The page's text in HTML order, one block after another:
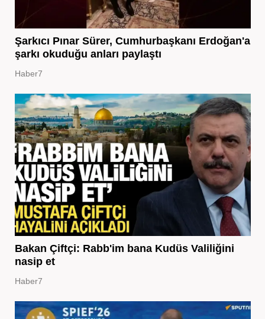
Şarkıcı Pınar Sürer, Cumhurbaşkanı Erdoğan'a
şarkı okuduğu anları paylaştı
Haber7
Bakan Çiftçi: Rabb'im bana Kudüs Valiliğini
nasip et
Haber7